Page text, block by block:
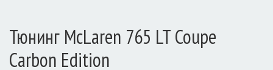
Тюнинг McLaren 765 LT Coupe
Carbon Edition